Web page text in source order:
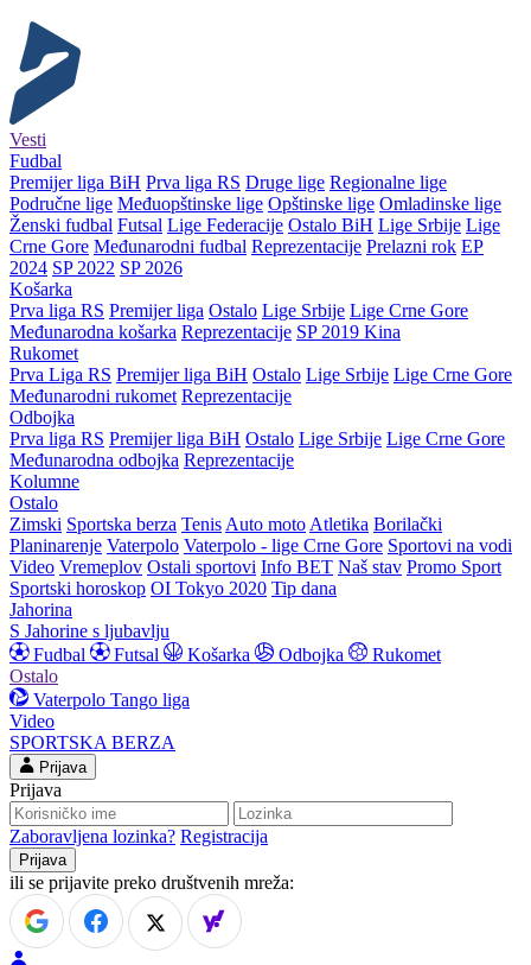
Vesti
Fudbal
Premijer liga BiH Prva liga RS Druge lige Regionalne lige
Područne lige Međuopštinske lige Opštinske lige Omladinske lige
Ženski fudbal Futsal Lige Federacije Ostalo BiH Lige Srbije Lige
Crne Gore Međunarodni fudbal Reprezentacije Prelazni rok EP
2024 SP 2022 SP 2026
Košarka
Prva liga RS Premijer liga Ostalo Lige Srbije Lige Crne Gore
Međunarodna košarka Reprezentacije SP 2019 Kina
Rukomet
Prva Liga RS Premijer liga BiH Ostalo Lige Srbije Lige Crne Gore
Međunarodni rukomet Reprezentacije
Odbojka
Prva liga RS Premijer liga BiH Ostalo Lige Srbije Lige Crne Gore
Međunarodna odbojka Reprezentacije
Kolumne
Ostalo
Zimski Sportska berza Tenis Auto moto Atletika Borilački
Planinarenje Vaterpolo Vaterpolo - lige Crne Gore Sportovi na vodi
Video Vremeplov Ostali sportovi Info BET Naš stav Promo Sport
Sportski horoskop OI Tokyo 2020 Tip dana
Jahorina
S Jahorine s ljubavlju
Fudbal
Futsal Košarka Odbojka
Rukomet
Ostalo
Vaterpolo Tango liga
Video
SPORTSKA BERZA
Prijava
Prijava
Zaboravljena lozinka? Registracija
ili se prijavite preko društvenih mreža: